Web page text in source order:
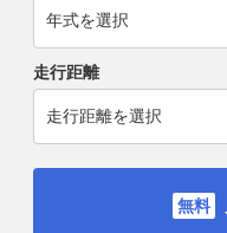
走行距離